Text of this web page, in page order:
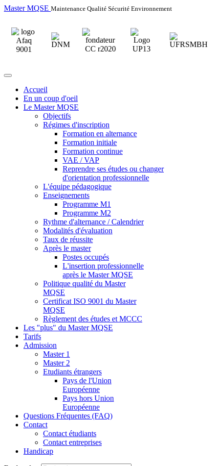
Master MQSE Maintenance Qualité Sécurité Environnement
Accueil
En un coup d'oeil
Le Master MQSE
Objectifs
Régimes d'inscription
Formation en alternance
Formation initiale
Formation continue
VAE / VAP
Reprendre ses études ou changer
d'orientation professionnelle
L'équipe pédagogique
Enseignements
Programme M1
Programme M2
Rythme d'alternance / Calendrier
Modalités d'évaluation
Taux de réussite
Après le master
Postes occupés
L'insertion professionnelle
après le Master MQSE
Politique qualité du Master
MQSE
Certificat ISO 9001 du Master
MQSE
Règlement des études et MCCC
Les "plus" du Master MQSE
Tarifs
Admission
Master 1
Master 2
Etudiants étrangers
Pays de l'Union
Européenne
Pays hors Union
Européenne
Questions Fréquentes (FAQ)
Contact
Contact étudiants
Contact entreprises
Handicap